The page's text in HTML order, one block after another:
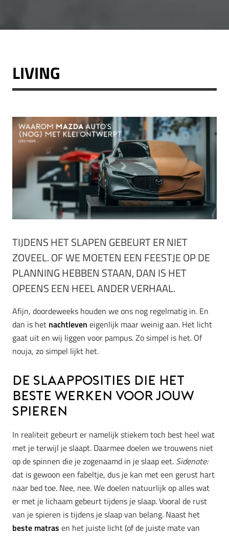
LIVING
TIJDENS HET SLAPEN GEBEURT ER NIET
ZOVEEL. OF WE MOETEN EEN FEESTJE OP DE
PLANNING HEBBEN STAAN, DAN IS HET
OPEENS EEN HEEL ANDER VERHAAL.
Afijn, doordeweeks houden we ons nog regelmatig in. En
dan is het nachtleven eigenlijk maar weinig aan. Het licht
gaat uit en wij liggen voor pampus. Zo simpel is het. Of
nouja, zo simpel lijkt het.
De slaapposities die het
beste werken voor jouw
spieren
In realiteit gebeurt er namelijk stiekem toch best heel wat
met je terwijl je slaapt. Daarmee doelen we trouwens niet
op de spinnen die je zogenaamd in je slaap eet. Sidenote:
dat is gewoon een fabeltje, dus je kan met een gerust hart
naar bed toe. Nee, nee. We doelen natuurlijk op alles wat
er met je lichaam gebeurt tijdens je slaap. Vooral de rust
van je spieren is tijdens je slaap van belang. Naast het
beste matras en het juiste licht (of de juiste mate van